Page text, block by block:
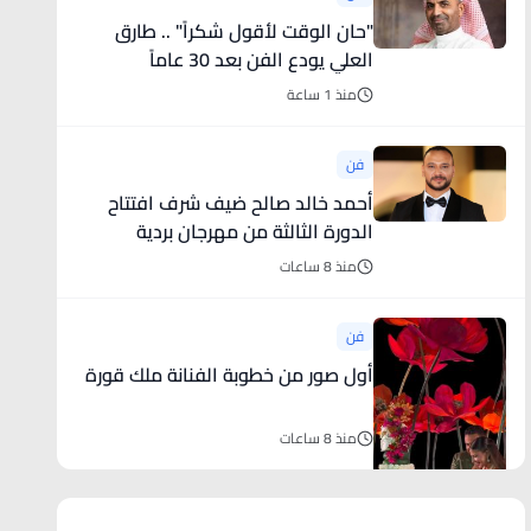
"حان الوقت لأقول شكراً" .. طارق
العلي يودع الفن بعد 30 عاماً
منذ 1 ساعة
فن
أحمد خالد صالح ضيف شرف افتتاح
الدورة الثالثة من مهرجان بردية
السينمائى
منذ 8 ساعات
فن
أول صور من خطوبة الفنانة ملك قورة
منذ 8 ساعات